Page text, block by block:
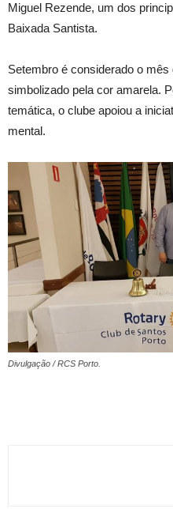
Miguel Rezende, um dos
Baixada Santista.
Setembro é considerado o
simbolizado pela cor amarela.
temática, o clube apoiou a
mental.
Divulgação / RCS Porto.